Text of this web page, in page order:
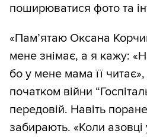
поширюватися фото та
«Пам’ятаю Оксана
мене знімає, а я кажу:
бо у мене мама її
початком війни
передовій. Навіть
забирають. «Коли азовці